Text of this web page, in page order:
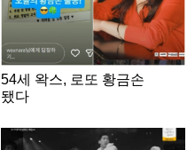
54세 왁스, 로또 황금손
됐다